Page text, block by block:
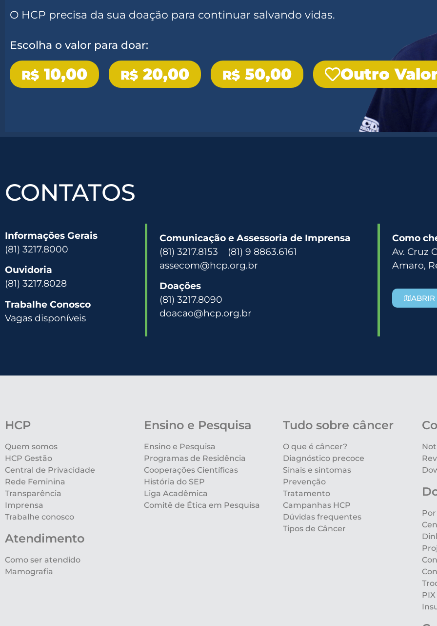
O HCP precisa da sua doação para continuar salvando vidas.
Escolha o valor para doar:
R$ 10,00 R$ 20,00 R$ 50,00 Outro
CONTATOS
Informações Gerais
(81) 3217.8000
Ouvidoria
(81) 3217.8028
Trabalhe Conosco
Vagas disponíveis
Comunicação e Assessoria de Imprensa
(81) 3217.8153 (81) 9 8863.6161
assecom@hcp.org.br
Doações
(81) 3217.8090
doacao@hcp.org.br
Como
Av. Cruz
Amaro,
HCP
Quem somos
HCP Gestão
Central de Privacidade
Rede Feminina
Transparência
Imprensa
Trabalhe conosco
Atendimento
Como ser atendido
Mamografia
Ensino e Pesquisa
Ensino e Pesquisa
Programas de Residência
Cooperações Científicas
História do SEP
Liga Acadêmica
Comitê de Ética em Pesquisa
Tudo sobre câncer
O que é câncer?
Diagnóstico precoce
Sinais e sintomas
Prevenção
Tratamento
Campanhas HCP
Dúvidas frequentes
Tipos de Câncer
PIX